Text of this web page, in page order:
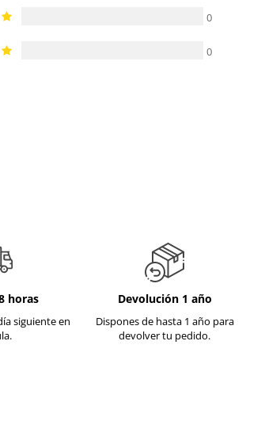
0
0
horas
siguiente en
Devolución 1 año
Dispones de hasta 1 año para
devolver tu pedido.